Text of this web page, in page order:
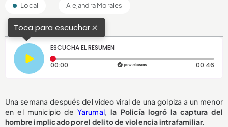
Local Alejandra Morales
Toca para escuchar×
ESCUCHA EL RESUMEN
00:00 Tiempo transcurrido: 0 segundos 00:46
Una semana después del video viral de una golpiza a un menor
en el municipio de Yarumal,la Policía logró la captura del
hombre implicado por el delito de violencia intrafamiliar.